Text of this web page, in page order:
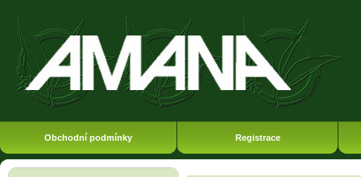
Obchodní podmínky Registrace